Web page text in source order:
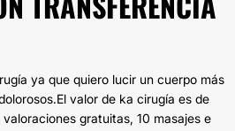
ya que quiero lucir un cuerpo más
valor de ka cirugía es de
gratuitas, 10 masajes e